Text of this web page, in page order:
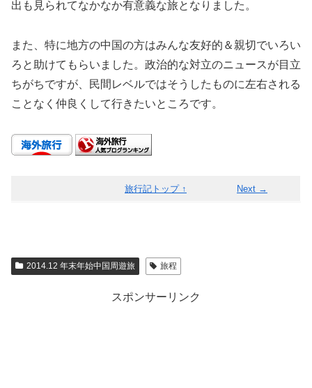
出も見られてなかなか有意義な旅となりました。
また、特に地方の中国の方はみんな友好的＆親切でいろい
ろと助けてもらいました。政治的な対立のニュースが目立
ちがちですが、民間レベルではそうしたものに左右される
ことなく仲良くして行きたいところです。
旅行記トップ ↑ Next →
2014.12 年末年始中国周遊旅 旅程
スポンサーリンク